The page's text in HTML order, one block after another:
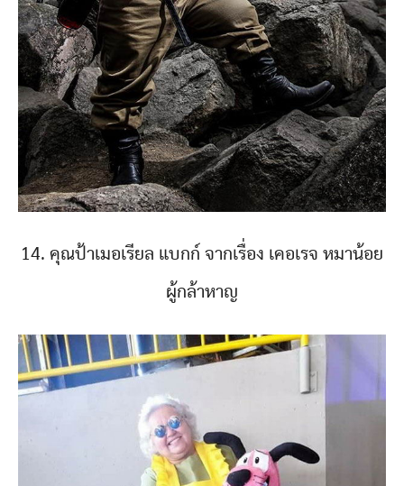
14. คุณป้าเมอเรียล แบกก์ จากเรื่อง เคอเรจ หมาน้อย
ผู้กล้าหาญ